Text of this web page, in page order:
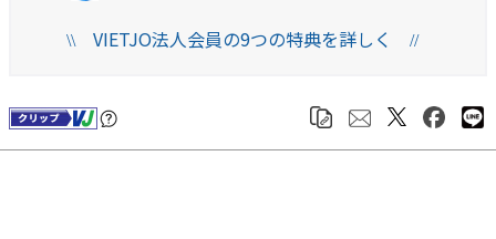
\\VIETJO法人会員の9つの特典を詳しく //